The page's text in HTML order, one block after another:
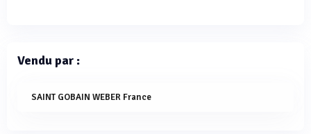
Vendu par :
SAINT GOBAIN WEBER France